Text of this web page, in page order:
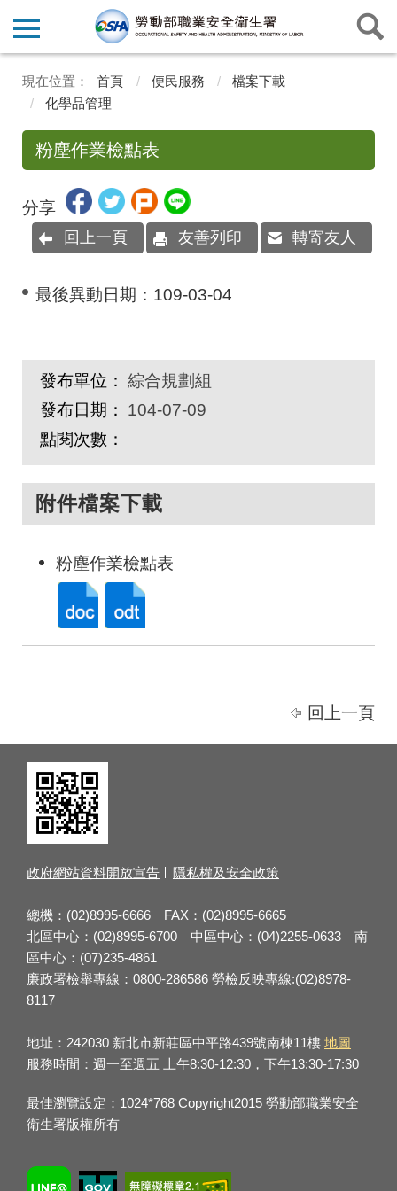
首頁 便民服務
檔案下載
化學品管理
粉塵作業檢點表
分享
回上一頁 友善列印 轉寄友人
最後異動日期： 109-03-04
發布單位： 綜合規劃組
發布日期：
104-07-09
點閱次數：
附件檔案下載
粉塵作業檢點表
回上一頁
政府網站資料開放宣告 隱私權及安全政策
總機：(02)8995-6666 FAX：(02)8995-6665
北區中心：(02)8995-6700 中區中心：(04)2255-0633 南
區中心：(07)235-4861
廉政署檢舉專線：0800-286586 勞檢反映專線:(02)8978-
8117
地址：242030 新北市新莊區中平路439號南棟11樓 地圖
服務時間：週一至週五 上午8:30-12:30，下午13:30-17:30
最佳瀏覽設定：1024*768 Copyright2015 勞動部職業安全
衛生署版權所有